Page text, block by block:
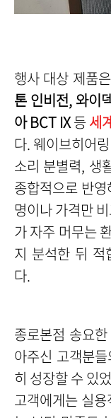
행사 대상 제품은
톤 인비전, 와이
아 BCT IX등세
다. 웨이브히어
소리 분별력, 생
종합적으로 반
명이나 가격만
가 자주 머무는
지 분석한 뒤 적
다.
종로본점 송요
아주신 고객분
히 성장할 수 있
고객에게는 실